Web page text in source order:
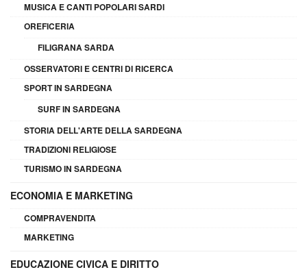
MUSICA E CANTI POPOLARI SARDI
OREFICERIA
FILIGRANA SARDA
OSSERVATORI E CENTRI DI RICERCA
SPORT IN SARDEGNA
SURF IN SARDEGNA
STORIA DELL'ARTE DELLA SARDEGNA
TRADIZIONI RELIGIOSE
TURISMO IN SARDEGNA
ECONOMIA E MARKETING
COMPRAVENDITA
MARKETING
EDUCAZIONE CIVICA E DIRITTO